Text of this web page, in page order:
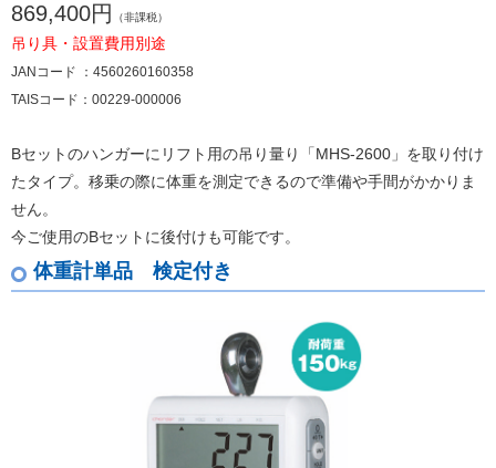
869,400円 （非課税）
吊り具・設置費用別途
JANコード ：4560260160358
TAISコード：00229-000006
Bセットのハンガーにリフト用の吊り量り「MHS-2600」を取り付け
たタイプ。移乗の際に体重を測定できるので準備や手間がかかりま
せん。
今ご使用のBセットに後付けも可能です。
体重計単品 検定付き